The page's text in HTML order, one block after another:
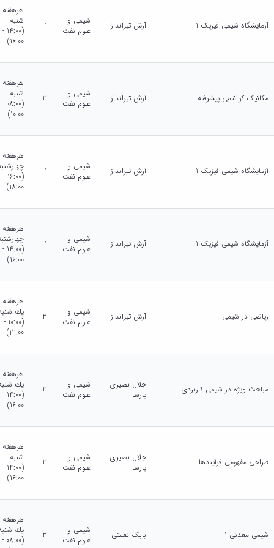
آزمایشگاه شیمی فیزیک 1 آرش تیرانداز
شیمی و
علوم نفت
1
هرهفته
شنبه
(14:00 -
16:00)
مکانیک کوانتمی پیشرفته آرش تیرانداز
شیمی و
علوم نفت
3
هرهفته
شنبه
(08:00 -
10:00)
آزمایشگاه شیمی فیزیک 1 آرش تیرانداز
شیمی و
علوم نفت
1
هرهفته
(16:00 -
18:00)
آزمایشگاه شیمی فیزیک 1 آرش تیرانداز
شیمی و
علوم نفت
1
هرهفته
(14:00 -
16:00)
ریاضی در شیمی آرش تیرانداز
شیمی و
علوم نفت
3
هرهفته
يك
(10:00 -
12:00)
مباحث ویژه در شیمی کاربردی
جلال بصیری
پارسا
شیمی و
علوم نفت
3
هرهفته
يك
(14:00 -
16:00)
طراحی مفهومی فرآیندها
جلال بصیری
پارسا
شیمی و
علوم نفت
3
هرهفته
شنبه
(14:00 -
16:00)
شیمی معدنی 1 بابک نعمتی
شیمی و
علوم نفت
3
هرهفته
يك
(08:00 -